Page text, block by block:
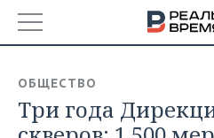
БАШКОРТОСТАН
НОВОСТИ
ОБЩЕСТВО
Три года